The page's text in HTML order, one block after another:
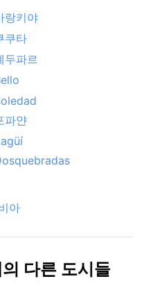
랑키야
쿠타
두파르
파얀
아
다른 도시들